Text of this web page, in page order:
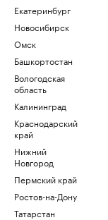
Екатеринбург
Новосибирск
Омск
Башкортостан
Вологодская
область
Калининград
Краснодарский
край
Нижний
Новгород
Пермский край
Ростов-на-Дону
Татарстан